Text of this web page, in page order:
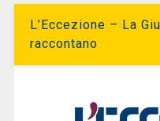
L’Eccezione – La
raccontano